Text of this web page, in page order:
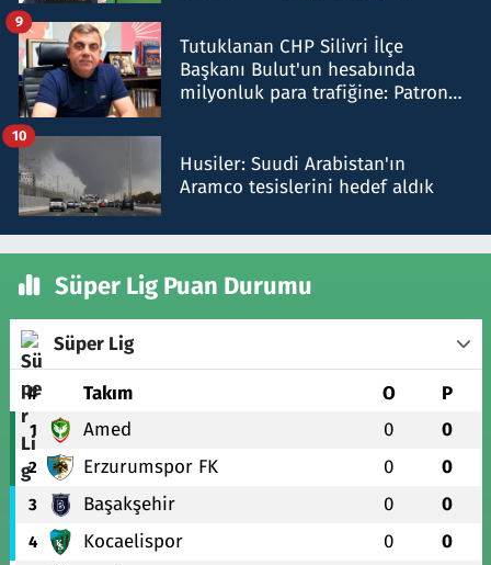
Tutuklanan CHP Silivri İlçe
Başkanı Bulut'un hesabında
milyonluk para trafiğine: Patron
9
Husiler: Suudi Arabistan'ın
Aramco tesislerini hedef aldık
10
Süper Lig Puan Durumu
Süper Lig
# Takım O P
1 Amed 0 0
2 Erzurumspor FK 0 0
3 Başakşehir 0 0
4 Kocaelispor 0 0